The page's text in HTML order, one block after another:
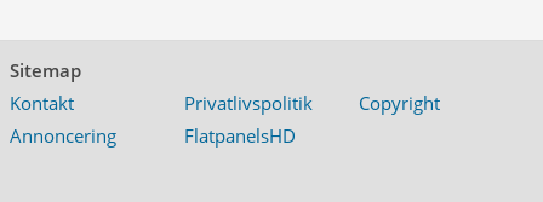
Sitemap
Kontakt
Privatlivspolitik
Copyright
Annoncering
FlatpanelsHD